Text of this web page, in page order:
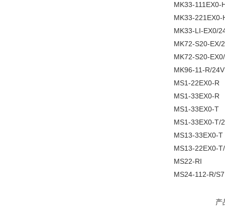
MK33-
MK33-221EX0-
MK33-LI-EX0/
MK72-S20-EX/
MK72-S20-
MK96-11-R/
MS1-22EX0-R
MS1-33EX0-R
MS1-33EX0-T
MS1-33EX0-T/
MS13-33EX0-T
MS13-22EX0-
MS22-RI
MS24-112-R/
产